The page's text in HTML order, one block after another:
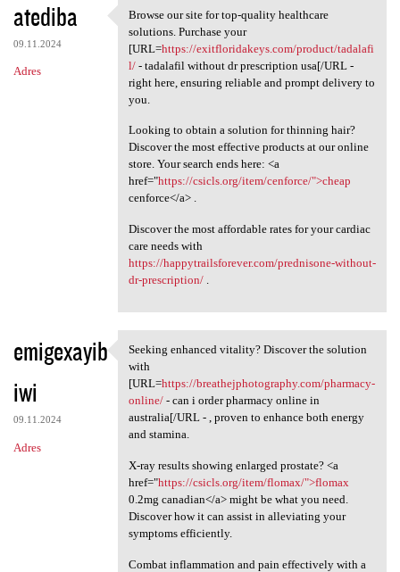
atediba
09.11.2024
Adres
Browse our site for top
Browse our site for top-quality healthcare
solutions. Purchase your
[URL=https://exitfloridakeys.com/product/tadalafi
l/- tadalafil without dr prescription usa[/URL -
right here, ensuring reliable and prompt delivery to
you.
Looking to obtain a solution for thinning hair?
Discover the most effective products at our online
store. Your search ends here: <a
href="https://csicls.org/item/cenforce/">cheap
cenforce</a> .
Discover the most affordable rates for your cardiac
care needs with
https://happytrailsforever.com/prednisone-without-
dr-prescription/.
emigexayib
iwi
09.11.2024
Adres
Seeking enhanced vitality?
Seeking enhanced vitality? Discover the solution
with
[URL=https://breathejphotography.com/pharmacy-
online/- can i order pharmacy online in
australia[/URL - , proven to enhance both energy
and stamina.
X-ray results showing enlarged prostate? <a
href="https://csicls.org/item/flomax/">flomax
0.2mg canadian</a> might be what you need.
Discover how it can assist in alleviating your
symptoms efficiently.
Combat inflammation and pain effectively with a